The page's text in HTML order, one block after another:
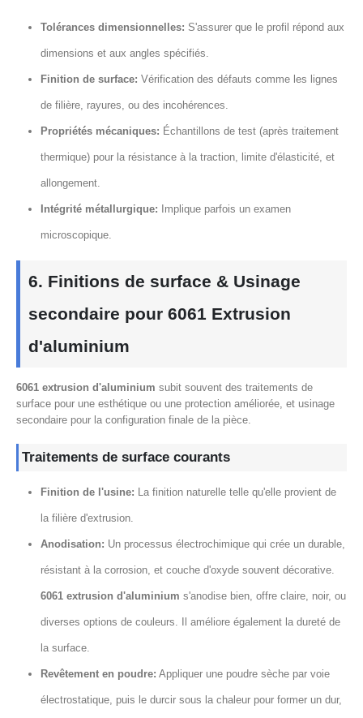
Tolérances dimensionnelles: S'assurer que le profil répond aux
dimensions et aux angles spécifiés.
Finition de surface: Vérification des défauts comme les lignes
de filière, rayures, ou des incohérences.
Propriétés mécaniques: Échantillons de test (après traitement
thermique) pour la résistance à la traction, limite d'élasticité, et
allongement.
Intégrité métallurgique: Implique parfois un examen
microscopique.
6. Finitions de surface & Usinage
secondaire pour 6061 Extrusion
d'aluminium
6061 extrusion d'aluminium subit souvent des traitements de
surface pour une esthétique ou une protection améliorée, et usinage
secondaire pour la configuration finale de la pièce.
Traitements de surface courants
Finition de l'usine: La finition naturelle telle qu'elle provient de
la filière d'extrusion.
Anodisation: Un processus électrochimique qui crée un durable,
résistant à la corrosion, et couche d'oxyde souvent décorative.
6061 extrusion d'aluminium s'anodise bien, offre claire, noir, ou
diverses options de couleurs. Il améliore également la dureté de
la surface.
Revêtement en poudre: Appliquer une poudre sèche par voie
électrostatique, puis le durcir sous la chaleur pour former un dur,